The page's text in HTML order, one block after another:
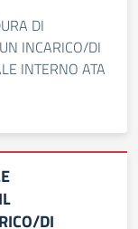
DI
INCARICO/DI
INTERNO ATA
DI